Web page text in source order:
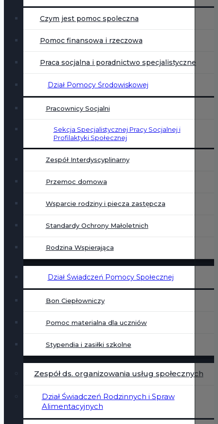
Czym jest pomoc spoleczna
Pomoc finansowa i rzeczowa
Praca socjalna i poradnictwo specjalistyczne
Dział Pomocy Środowiskowej
Pracownicy Socjalni
Sekcja Specjalistycznej Pracy Socjalnej i
Profilaktyki Społecznej
Zespół Interdyscyplinarny
Przemoc domowa
Wsparcie rodziny i piecza zastępcza
Standardy Ochrony Małoletnich
Rodzina Wspierająca
Dział Świadczeń Pomocy Społecznej
Bon Ciepłowniczy
Pomoc materialna dla uczniów
Stypendia i zasiłki szkolne
Zespół ds. organizowania usług społecznych
Dział Świadczeń Rodzinnych i Spraw
Alimentacyjnych